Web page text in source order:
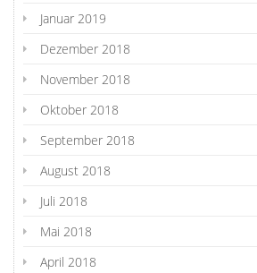
Januar 2019
Dezember 2018
November 2018
Oktober 2018
September 2018
August 2018
Juli 2018
Mai 2018
April 2018